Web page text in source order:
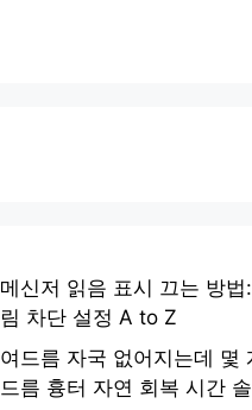
메신저 읽음 표시 끄는 방
림 차단 설정 A to Z
여드름 자국 없어지는데 몇
드름 흉터 자연 회복 시간